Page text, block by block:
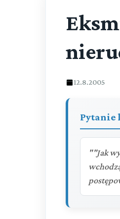
12.8.2005
Pytanie
""Jak